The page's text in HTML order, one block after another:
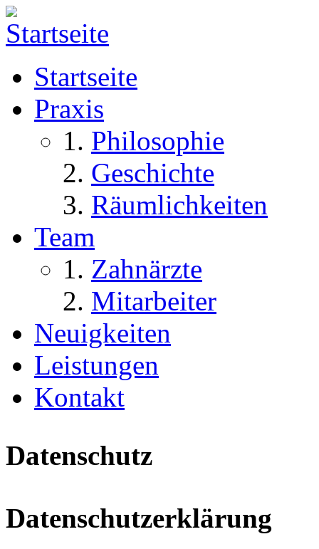
Skip to navigation
Direkt zum Inhalt
Startseite
Praxis
Philosophie
Geschichte
Räumlichkeiten
Team
Zahnärzte
Mitarbeiter
Neuigkeiten
Leistungen
Kontakt
Datenschutz
Datenschutzerklärung